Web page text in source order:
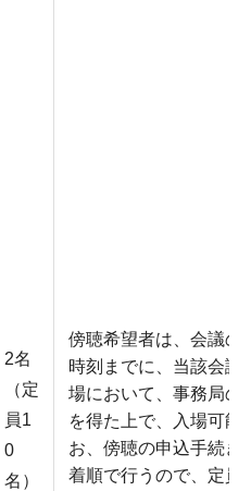
2名
（定
員1
0
名）
傍聴希望者は、会議の
時刻までに、当該会議
場において、事務局の
を得た上で、入場可能
お、傍聴の申込手続き
着順で行うので、定員